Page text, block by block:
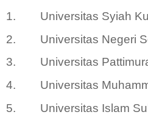
1.
Universitas Syiah
2.
Universitas Negeri
3.
Universitas
4.
Universitas
5.
Universitas Islam